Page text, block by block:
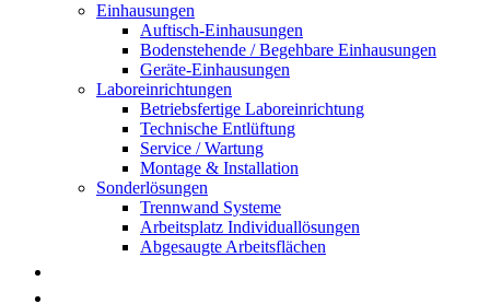
Einhausungen
Auftisch-Einhausungen
Bodenstehende / Begehbare Einhausungen
Geräte-Einhausungen
Laboreinrichtungen
Betriebsfertige Laboreinrichtung
Technische Entlüftung
Service / Wartung
Montage & Installation
Sonderlösungen
Trennwand Systeme
Arbeitsplatz Individuallösungen
Abgesaugte Arbeitsflächen